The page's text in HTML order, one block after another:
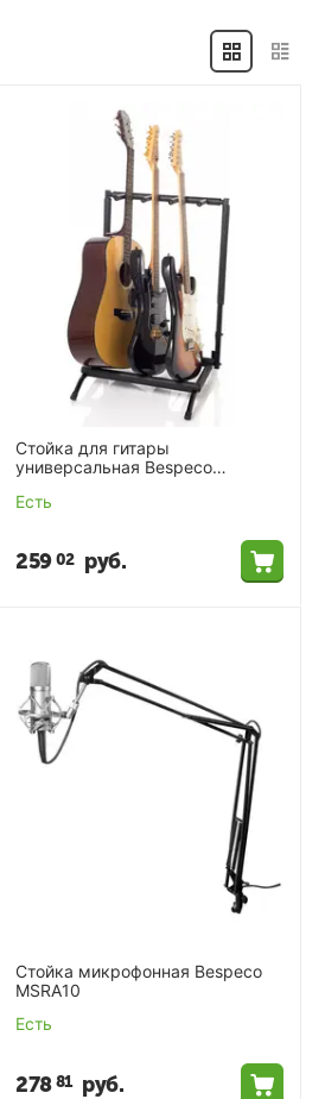
Стойка для гитары
универсальная Bespeco
Есть
25902 руб.
Стойка микрофонная Bespeco
MSRA10
Есть
27881 руб.